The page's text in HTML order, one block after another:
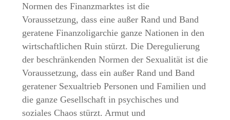
Normen des Finanzmarktes ist die
Voraussetzung, dass eine außer Rand und Band
geratene Finanzoligarchie ganze Nationen in den
wirtschaftlichen Ruin stürzt. Die Deregulierung
der beschränkenden Normen der Sexualität ist die
Voraussetzung, dass ein außer Rand und Band
geratener Sexualtrieb Personen und Familien und
die ganze Gesellschaft in psychisches und
soziales Chaos stürzt. Armut und